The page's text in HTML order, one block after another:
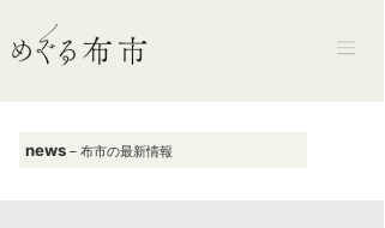
news – 布市の最新情報